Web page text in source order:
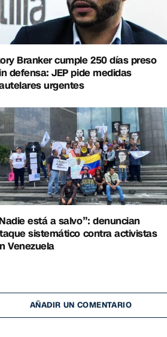
Branker cumple 250 días preso
defensa: JEP pide medidas
urgentes
está a salvo”: denuncian
sistemático contra activistas
Venezuela
AÑADIR UN COMENTARIO